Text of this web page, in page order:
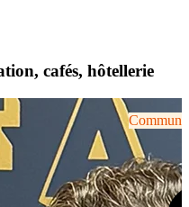
cafés, hôtellerie